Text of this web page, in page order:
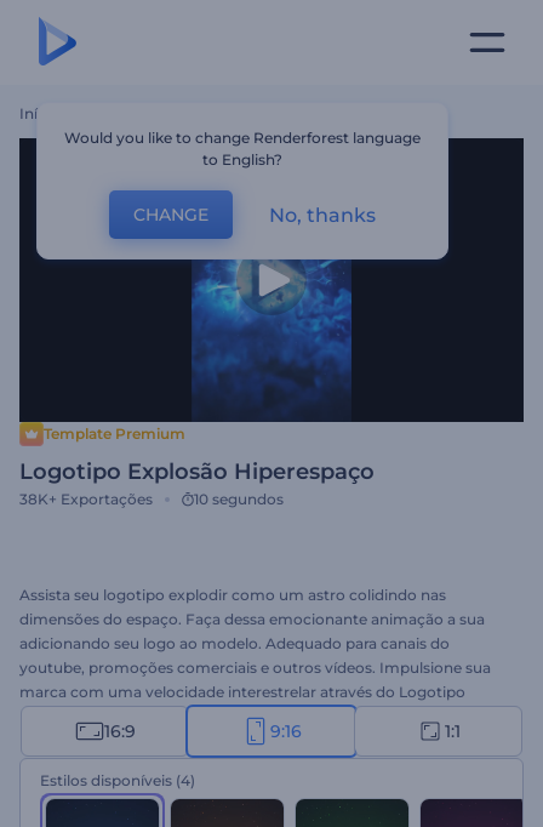
Início
Template Premium
Logotipo Explosão Hiperespaço
38K+ Exportações 10 segundos
Assista seu logotipo explodir como um astro colidindo nas
dimensões do espaço. Faça dessa emocionante animação a sua
adicionando seu logo ao modelo. Adequado para canais do
youtube, promoções comerciais e outros vídeos. Impulsione sua
marca com uma velocidade interestrelar através do Logotipo
Explosão Hiperespaço. Teste grátis!
16:9 9:16 1:1
Estilos disponíveis (4)
Would you like to change Renderforest language
to English?
CHANGE No, thanks